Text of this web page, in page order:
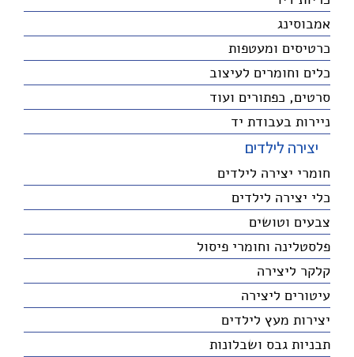
אמבוסינג
כרטיסים ומעטפות
כלים וחומרים לעיצוב
סרטים, כפתורים ועוד
ניירות בעבודת יד
יצירה לילדים
חומרי יצירה לילדים
כלי יצירה לילדים
צבעים וטושים
פלסטלינה וחומרי פיסול
קלקר ליצירה
עיטורים ליצירה
יצירות מעץ לילדים
תבניות גבס ושבלונות